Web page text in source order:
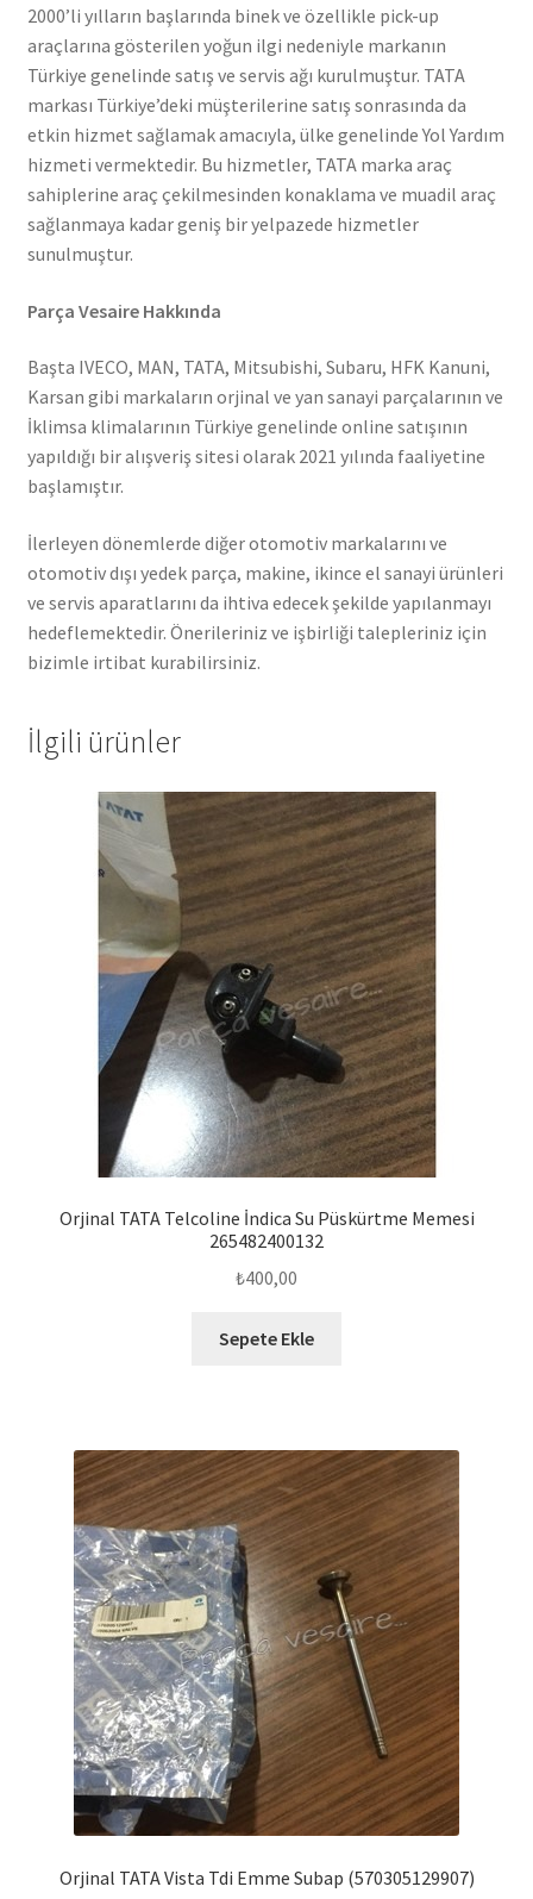
2000’li yılların başlarında binek ve özellikle pick-up
araçlarına gösterilen yoğun ilgi nedeniyle markanın
Türkiye genelinde satış ve servis ağı kurulmuştur. TATA
markası Türkiye’deki müşterilerine satış sonrasında da
etkin hizmet sağlamak amacıyla, ülke genelinde Yol Yardım
hizmeti vermektedir. Bu hizmetler, TATA marka araç
sahiplerine araç çekilmesinden konaklama ve muadil araç
sağlanmaya kadar geniş bir yelpazede hizmetler
sunulmuştur.
Parça Vesaire Hakkında
Başta IVECO, MAN, TATA, Mitsubishi, Subaru, HFK Kanuni,
Karsan gibi markaların orjinal ve yan sanayi parçalarının ve
İklimsa klimalarının Türkiye genelinde online satışının
yapıldığı bir alışveriş sitesi olarak 2021 yılında faaliyetine
başlamıştır.
İlerleyen dönemlerde diğer otomotiv markalarını ve
otomotiv dışı yedek parça, makine, ikince el sanayi ürünleri
ve servis aparatlarını da ihtiva edecek şekilde yapılanmayı
hedeflemektedir. Önerileriniz ve işbirliği talepleriniz için
bizimle irtibat kurabilirsiniz.
İlgili ürünler
Orjinal TATA Telcoline İndica Su Püskürtme Memesi
265482400132
₺400,00
Sepete Ekle
Orjinal TATA Vista Tdi Emme Subap (570305129907)